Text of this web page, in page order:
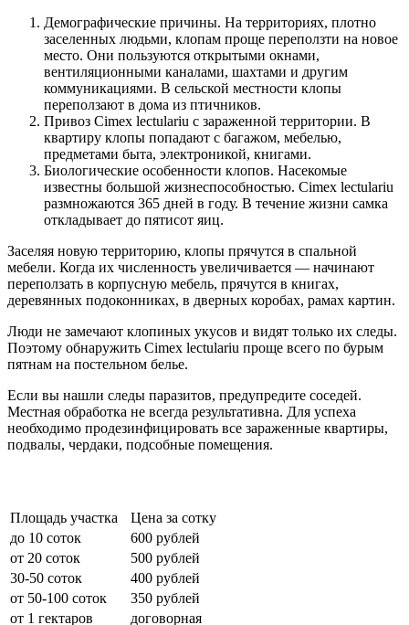
Демографические причины. На территориях, плотно
заселенных людьми, клопам проще переползти на новое
место. Они пользуются открытыми окнами,
вентиляционными каналами, шахтами и другим
коммуникациями. В сельской местности клопы
переползают в дома из птичников.
Привоз Cimex lectulariu с зараженной территории. В
квартиру клопы попадают с багажом, мебелью,
предметами быта, электроникой, книгами.
Биологические особенности клопов. Насекомые
известны большой жизнеспособностью. Cimex lectulariu
размножаются 365 дней в году. В течение жизни самка
откладывает до пятисот яиц.
Заселяя новую территорию, клопы прячутся в спальной
мебели. Когда их численность увеличивается — начинают
переползать в корпусную мебель, прячутся в книгах,
деревянных подоконниках, в дверных коробах, рамах картин.
Люди не замечают клопиных укусов и видят только их следы.
Поэтому обнаружить Cimex lectulariu проще всего по бурым
пятнам на постельном белье.
Если вы нашли следы паразитов, предупредите соседей.
Местная обработка не всегда результативна. Для успеха
необходимо продезинфицировать все зараженные квартиры,
подвалы, чердаки, подсобные помещения.
Площадь участка
Цена за сотку
до 10 соток
600 рублей
от 20 соток
500 рублей
30-50 соток
400 рублей
от 50-100 соток
350 рублей
от 1 гектаров
договорная